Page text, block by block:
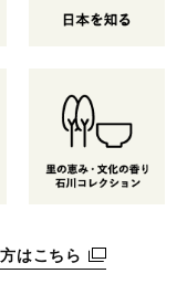
はこちら